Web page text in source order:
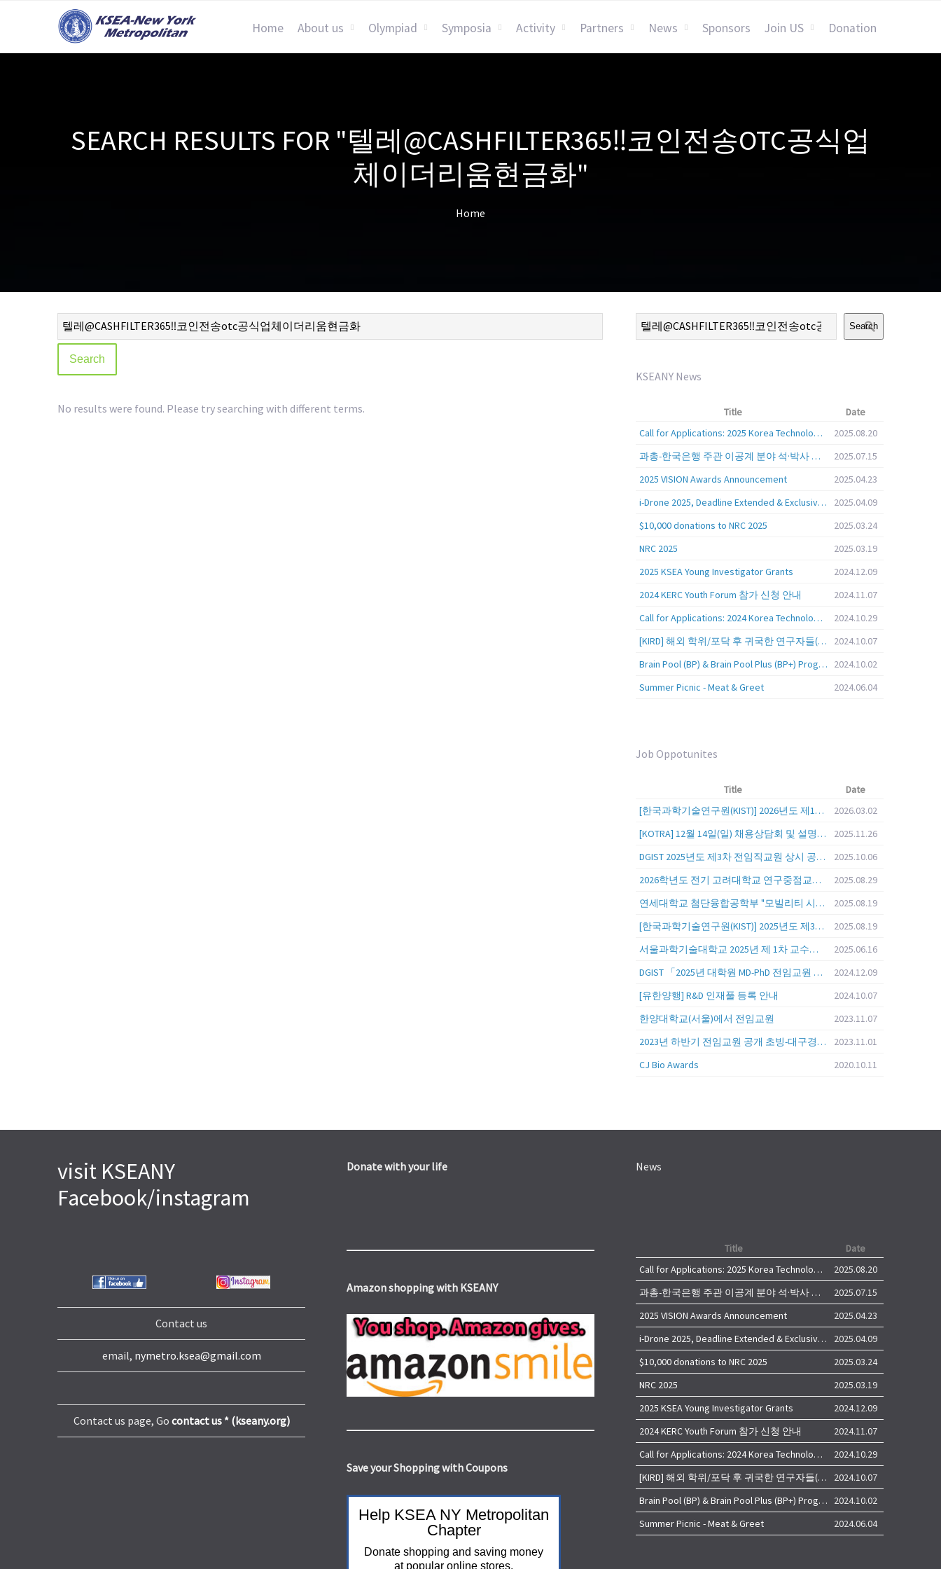
Home About us Olympiad Symposia Activity Partners News Sponsors Join US Donation
SEARCH RESULTS FOR "텔레@CASHFILTER365ǃǃ코인전송OTC공식업
체이더리움현금화"
Home
No results were found. Please try searching with different terms.
Search
KSEANY News
Title
Date
Call for Applications: 2025 Korea Technology Advisory Group (K-TAG)
2025.08.20
과총-한국은행 주관 이공계 분야 석·박사 학위자 대상 서베이
2025.07.15
2025 VISION Awards Announcement
2025.04.23
i-Drone 2025, Deadline Extended & Exclusive Opportunity to Travel to Korea!
2025.04.09
$10,000 donations to NRC 2025
2025.03.24
NRC 2025
2025.03.19
2025 KSEA Young Investigator Grants
2024.12.09
2024 KERC Youth Forum 참가 신청 안내
2024.11.07
Call for Applications: 2024 Korea Technology Advisory Group (K-TAG)
2024.10.29
[KIRD] 해외 학위/포닥 후 귀국한 연구자들(학교, 출연(연), 기업)의 경력개발 경험 공유 줌 세미나 안내
2024.10.07
Brain Pool (BP) & Brain Pool Plus (BP+) Programs
2024.10.02
Summer Picnic - Meat & Greet
2024.06.04
Job Oppotunites
Title
Date
[한국과학기술연구원(KIST)] 2026년도 제1차 연구부문 공개채용 안내
2026.03.02
[KOTRA] 12월 14일(일) 채용상담회 및 설명회를 안내
2025.11.26
DGIST 2025년도 제3차 전임직교원 상시 공개초빙 공고
2025.10.06
2026학년도 전기 고려대학교 연구중점교수 초빙 공고
2025.08.29
연세대학교 첨단융합공학부 "모빌리티 시스템 전 분야" 전임교원 특별채용 (2026년 9월 1일자 임용 예정)
2025.08.19
[한국과학기술연구원(KIST)] 2025년도 제3차 연구부문 공개채용 안내
2025.08.19
서울과학기술대학교 2025년 제 1차 교수초빙 (교육공무원 일반공개채용) 공고
2025.06.16
DGIST 「2025년 대학원 MD-PhD 전임교원 공개초빙」
2024.12.09
[유한양행] R&D 인재풀 등록 안내
2024.10.07
한양대학교(서울)에서 전임교원
2023.11.07
2023년 하반기 전임교원 공개 초빙-대구경북과학기술원 (DGIST)
2023.11.01
CJ Bio Awards
2020.10.11
visit KSEANY
Facebook/instagram
Contact us
email, nymetro.ksea@gmail.com
Contact us page, Go contact us * (kseany.org)
Donate with your life
Amazon shopping with KSEANY
Save your Shopping with Coupons
Help KSEA NY Metropolitan
Chapter
Donate shopping and saving money
at popular online stores.
News
Title
Date
Call for Applications: 2025 Korea Technology Advisory Group (K-TAG)
2025.08.20
과총-한국은행 주관 이공계 분야 석·박사 학위자 대상 서베이
2025.07.15
2025 VISION Awards Announcement
2025.04.23
i-Drone 2025, Deadline Extended & Exclusive Opportunity to Travel to Korea!
2025.04.09
$10,000 donations to NRC 2025
2025.03.24
NRC 2025
2025.03.19
2025 KSEA Young Investigator Grants
2024.12.09
2024 KERC Youth Forum 참가 신청 안내
2024.11.07
Call for Applications: 2024 Korea Technology Advisory Group (K-TAG)
2024.10.29
[KIRD] 해외 학위/포닥 후 귀국한 연구자들(학교, 출연(연), 기업)의 경력개발 경험 공유 줌 세미나 안내
2024.10.07
Brain Pool (BP) & Brain Pool Plus (BP+) Programs
2024.10.02
Summer Picnic - Meat & Greet
2024.06.04